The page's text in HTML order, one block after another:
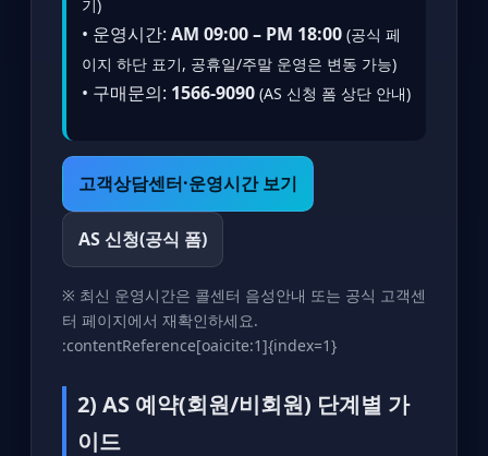
기)
• 운영시간: AM 09:00 – PM 18:00 (공식 페
이지 하단 표기, 공휴일/주말 운영은 변동 가능)
• 구매문의: 1566-9090 (AS 신청 폼 상단 안내)
고객상담센터·운영시간 보기
AS 신청(공식 폼)
※ 최신 운영시간은 콜센터 음성안내 또는 공식 고객센
터 페이지에서 재확인하세요.
:contentReference[oaicite:1]{index=1}
2) AS 예약(회원/비회원) 단계별 가
이드